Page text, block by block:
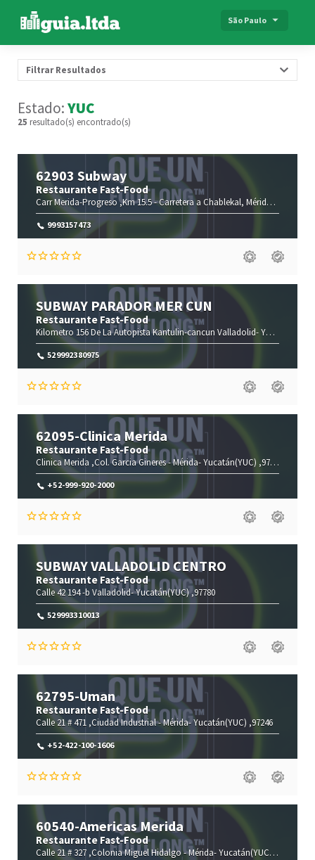
São Paulo
Filtrar Resultados
Estado:YUC
25 resultado(s) encontrado(s)
62903 Subway
Restaurante Fast-Food
Carr Merida-Progreso ,Km 15.5 -Carretera a Chablekal, Mérida-
9993157473
SUBWAY PARADOR MER CUN
Restaurante Fast-Food
Kilometro 156 De La Autopista Kantulin-cancun Valladolid-Yucatán(YUC)
529992380975
62095-Clinica Merida
Restaurante Fast-Food
Clinica Merida ,Col. Garcia Gineres -Mérida-Yucatán(YUC) ,97070
+52-999-920-2000
SUBWAY VALLADOLID CENTRO
Restaurante Fast-Food
Calle 42 194 -b Valladolid-Yucatán(YUC),97780
529993310013
62795-Uman
Restaurante Fast-Food
Calle 21 # 471 ,Ciudad Industrial -Mérida-Yucatán(YUC) ,97246
+52-422-100-1606
60540-Americas Merida
Restaurante Fast-Food
Calle 21 # 327 ,Colonia Miguel Hidalgo -Mérida-Yucatán(YUC) ,97212